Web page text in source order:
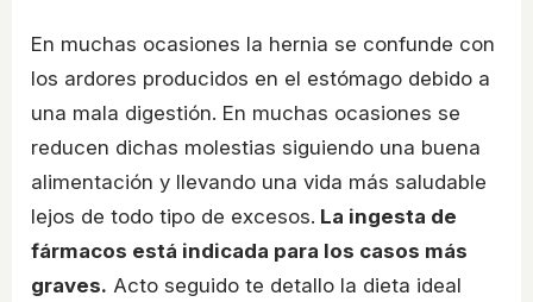
En muchas ocasiones la hernia se confunde con
los ardores producidos en el estómago debido a
una mala digestión. En muchas ocasiones se
reducen dichas molestias siguiendo una buena
alimentación y llevando una vida más saludable
lejos de todo tipo de excesos. La ingesta de
fármacos está indicada para los casos más
graves. Acto seguido te detallo la dieta ideal